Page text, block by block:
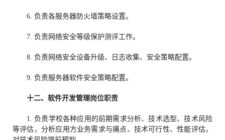
6. 负责各服务器防火墙策略设置。
7. 负责网络安全等级保护测评工作。
8. 负责网络安全设备升级、日志收集、安全策略配置。
9. 负责服务器软件安全策略配置。
十二、 软件开发管理岗位职责
1. 负责学校各种应用的前期需求分析、技术选型、技术风险
等评估，分析应用方业务需求与痛点、技术可行性、性能评估，